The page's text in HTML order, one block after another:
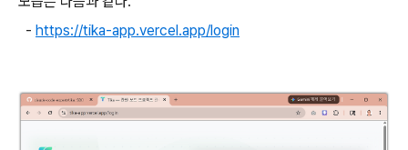
- https://tika-app.vercel.app/login